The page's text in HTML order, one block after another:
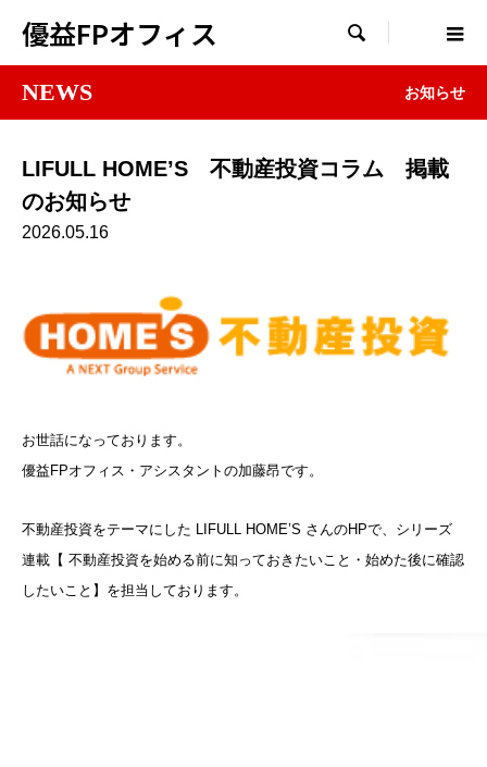
優益FPオフィス 
NEWS お知らせ
LIFULL HOME’S 不動産投資コラム 掲載
のお知らせ
2026.05.16
お世話になっております。
優益FPオフィス・アシスタントの加藤昂です。
不動産投資をテーマにした LIFULL HOME’S さんのHPで、シリーズ
連載【 不動産投資を始める前に知っておきたいこと・始めた後に確認
したいこと】を担当しております。